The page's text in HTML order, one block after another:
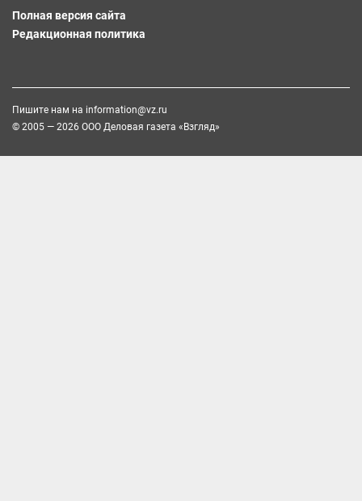
Полная версия сайта
Редакционная политика
Пишите нам на information@vz.ru
© 2005 — 2026 ООО Деловая газета «Взгляд»